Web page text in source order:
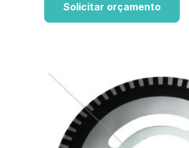
Solicitar orçamento